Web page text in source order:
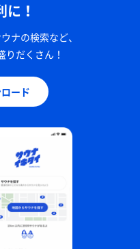
！
ナの検索など、
りだくさん！
ード